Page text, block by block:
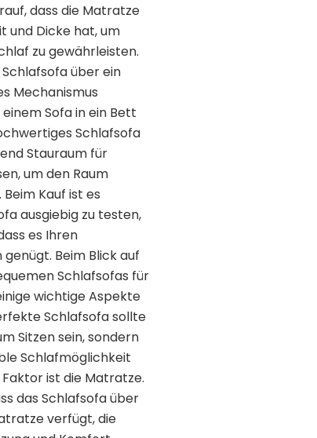
dass die Matratze
und Dicke hat, um
zu gewährleisten.
über ein
Mechanismus
Sofa in ein Bett
Schlafsofa
Stauraum für
um den Raum
Kauf ist es
ausgiebig zu testen,
es Ihren
Beim Blick auf
Schlafsofas für
wichtige Aspekte
Schlafsofa sollte
Sitzen sein, sondern
Schlafmöglichkeit
ist die Matratze.
das Schlafsofa über
verfügt, die